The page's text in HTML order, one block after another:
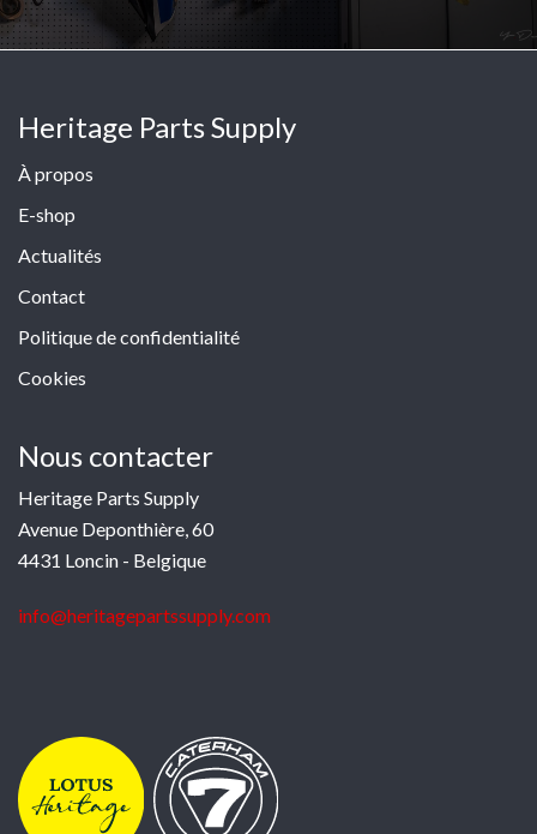
Heritage Parts Supply
À propos
E-shop
Actualités
Contact
Politique de confidentialité
Cookies
Nous contacter
Heritage Parts Supply
Avenue Deponthière, 60
4431 Loncin - Belgique
info@heritagepartssupply.com